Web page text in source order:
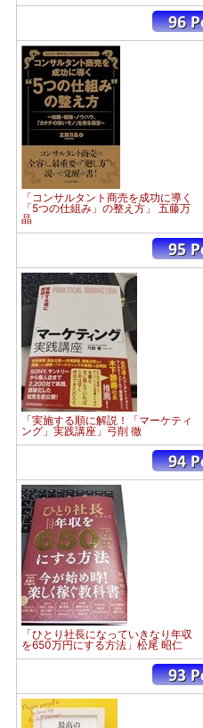
「コンサルタント商売を成功に導く
「5つの仕組み」の整え方」 五藤万
晶
「実施する順に解説！「マーケティ
ング」実践講座」弓削 徹
「ひとり社長になっていきなり年収
を650万円にする方法」松尾 昭仁